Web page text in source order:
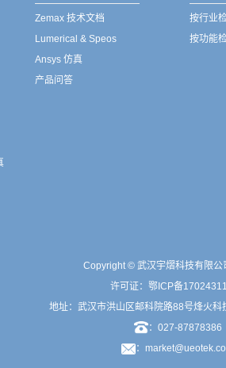
Zemax 技术文档
Lumerical & Speos
Ansys 仿真
产品问答
按行业
按功能
Copyright © 武汉宇熠科技有限公
许可证： 鄂ICP备
地址：武汉市洪山区邮科院路88号烽火科
：027-87878386
：